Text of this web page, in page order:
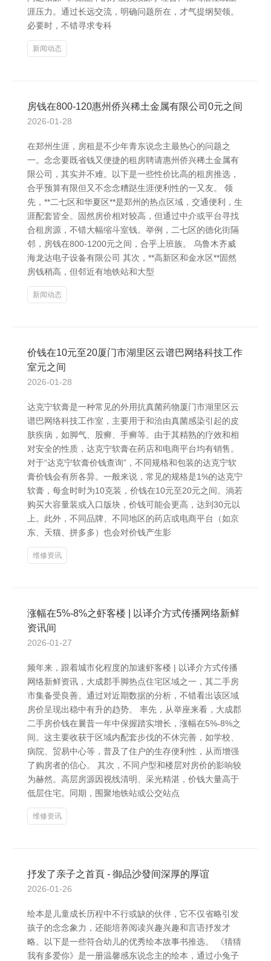
涯压力。通过长远交流，明确问题所在，才气提纲契领。
必要时，不错寻求专科
新闻动态
房钱在800-120惠州侨兴稀土金属有限公司0元之间
2026-01-28
在郑州生涯，房租是不少年青东说念主最热心的问题之
一。念念要既省钱又便捷的租房聘请惠州侨兴稀土金属有
限公司，其实并不难。以下是一些性价比高的租房推选，
合乎预算有限但又不念念糟跶生涯便利性的一又友。 领
先，**二七区和华夏区**是郑州的热点区域，交通便利，生
涯配套皆全。固然房价相对较高，但通过中介或平台寻找
合租房源，不错大幅缩斗室钱。举例，二七区的德化街隔
邻，房钱在800-1200元之间，合乎上班族。 乌鲁木齐威
海龙达电子设备有限公司 其次，**高新区和金水区**固然
房钱稍高，但邻近有地铁站和大型
新闻动态
价钱在10元至20厦门市湖里区云谱巴网络科技工作
室元之间
2026-01-28
达克宁软膏是一种常见的外用抗真菌药物厦门市湖里区云
谱巴网络科技工作室，主要用于和洽由真菌感染引起的皮
肤疾病，如脚气、股癣、手癣等。由于其精熟的疗效和相
对安全的性质，达克宁软膏在药店和电商平台均有销售。
对于“达克宁软膏价钱查询”，不同规格和包装的达克宁软
膏价钱会有所各异。一般来说，常见的规格是1%的达克宁
软膏，每盒时时为10克装，价钱在10元至20元之间。淌若
购买大容量装或入口版块，价钱可能会更高，达到30元以
上。此外，不同品牌、不同地区的药店或电商平台（如京
东、天猫、拼多多）也会对价钱产生影
维修资讯
涨幅在5%-8%之虾客楼 | 以译介方式传播网络新鲜
资讯间
2026-01-27
频年来，跟着城市化程度的加速虾客楼 | 以译介方式传播
网络新鲜资讯，大成郡手脚热点住宅区域之一，其二手房
市集备受良善。通过对近期数据的分析，不错看出该区域
房价呈现出稳中有升的趋势。 率先，从举座来看，大成郡
二手房价钱在曩昔一年中保握踏实增长，涨幅在5%-8%之
间。这主要收获于区域内配套步伐的不休完善，如学校、
病院、贸易中心等，普及了住户的生存便利性，从而增强
了购房者的信心。 其次，不同户型和楼层对房价的影响较
为赫然。高层房源因视线清明、采光精湛，价钱大量高于
低层住宅。同期，围聚地铁站或公交站点
维修资讯
抒发了亲子之首頁 - 御品沙發间深厚的厚谊
2026-01-26
绘本是儿童成长历程中不行或缺的伙伴，它不仅省略引发
孩子的念念象力，还能培养阅读兴趣兴趣和言语抒发才
略。以下是一些符合幼儿的优秀绘本故事书推选。 《猜猜
我有多爱你》是一册温馨感东说念主的绘本，通过小兔子